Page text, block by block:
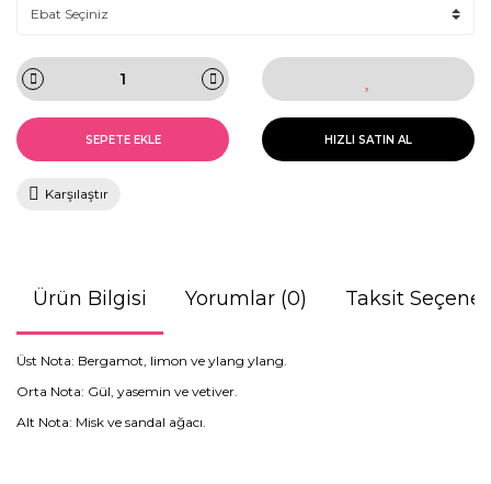
SEPETE EKLE HIZLI SATIN AL
Karşılaştır
Ürün Bilgisi Yorumlar (0) Taksit
Üst Nota: Bergamot, limon ve ylang ylang.
Orta Nota: Gül, yasemin ve vetiver.
Alt Nota: Misk ve sandal ağacı.